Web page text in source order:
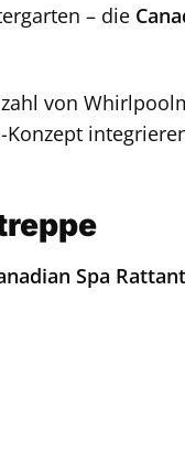
– die
von
Spa